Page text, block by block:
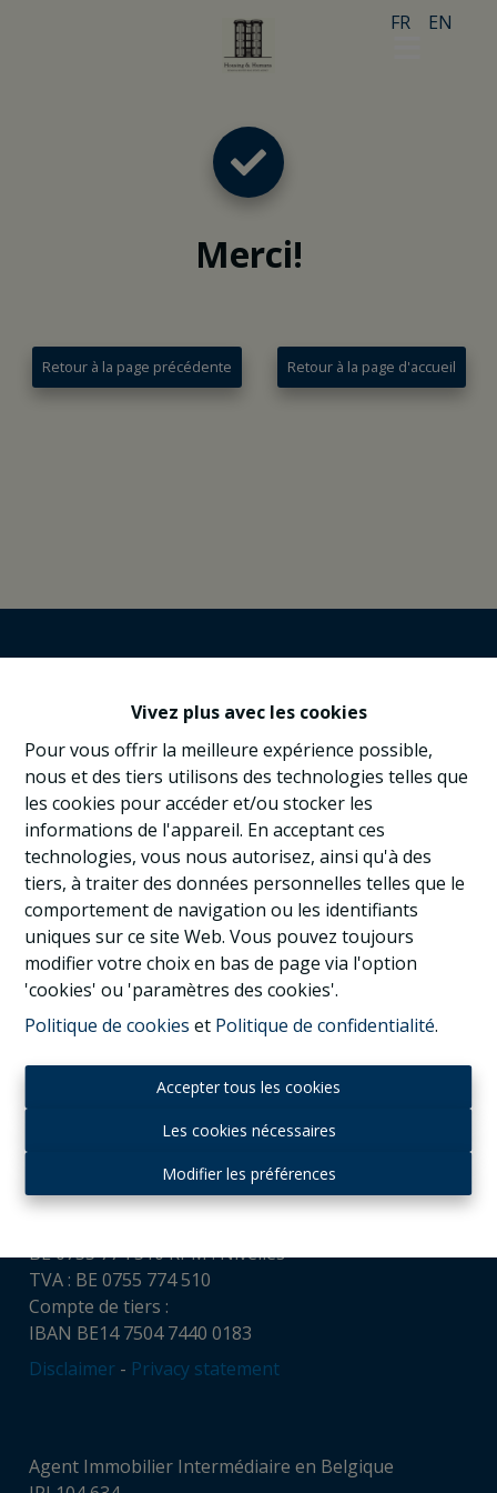
Vivez plus avec les cookies
Pour vous offrir la meilleure expérience possible,
nous et des tiers utilisons des technologies telles que
les cookies pour accéder et/ou stocker les
informations de l'appareil. En acceptant ces
technologies, vous nous autorisez, ainsi qu'à des
tiers, à traiter des données personnelles telles que le
comportement de navigation ou les identifiants
uniques sur ce site Web. Vous pouvez toujours
modifier votre choix en bas de page via l'option
'cookies' ou 'paramètres des cookies'.
Politique de cookies et Politique de confidentialité.
Accepter tous les cookies
Les cookies nécessaires
Modifier les préférences
FR EN
Merci!
Retour à la page précédente Retour à la page d'accueil
Housing and Humans srl
Chaussée de Louvain, 521
Tél : + 32 (0)475 65 16 32
gvl@housingandhumans.com
BE 0755 774 510 RPM : Nivelles
TVA : BE 0755 774 510
Compte de tiers :
IBAN BE14 7504 7440 0183
Disclaimer - Privacy statement
Agent Immobilier Intermédiaire en Belgique